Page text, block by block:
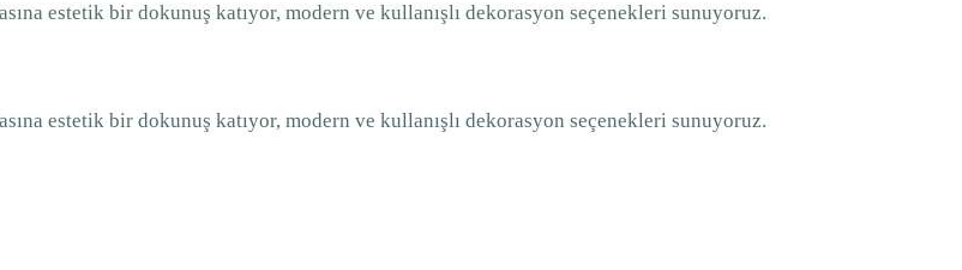
estetik bir dokunuş katıyor, modern ve kullanışlı dekorasyon seçenekleri sunuyoruz.
estetik bir dokunuş katıyor, modern ve kullanışlı dekorasyon seçenekleri sunuyoruz.